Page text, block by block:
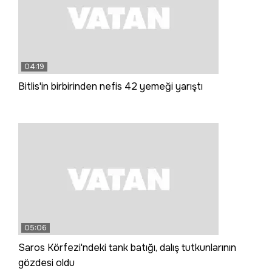
04:19
Bitlis'in birbirinden nefis 42 yemeği yarıştı
05:06
Saros Körfezi'ndeki tank batığı, dalış tutkunlarının
gözdesi oldu